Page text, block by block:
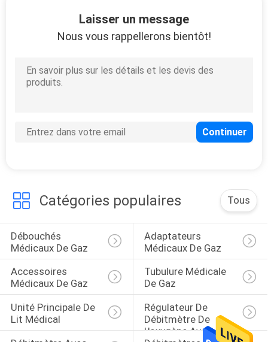
SITE
PRIVACY
Laisser un message
Nous vous rappellerons bientôt!
Catégories populaires Tous
Débouchés
Médicaux De Gaz
Adaptateurs
Médicaux De Gaz
Accessoires
Médicaux De Gaz
Tubulure Médicale
De Gaz
Unité Principale De
Lit Médical
Régulateur De
Débitmètre De
L'oxygène Avec